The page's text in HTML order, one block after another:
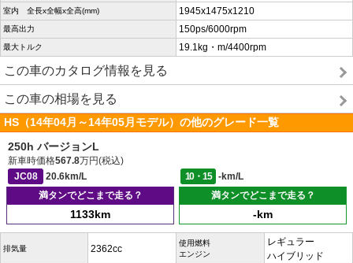
室内 全長x全幅x全高(mm) 1945x1475x1210
最高出力 150ps/6000rpm
最大トルク 19.1kg・m/4400rpm
この車のカタログ情報を見る
この車の相場を見る
HS（14年04月～14年05月モデル）の他のグレード一覧
250h バージョンL
新車時価格567.8万円(税込)
JC08
20.6km/L 10・15
-km/L
満タンでどこまで走る？
1133km
満タンでどこまで走る？
-km
排気量 2362cc
使用燃料
エンジン
レギュラー
ハイブリッド